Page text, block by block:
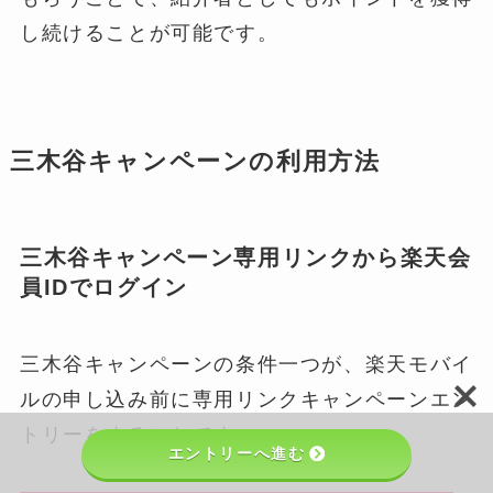
し続けることが可能です。
三木谷キャンペーンの利用方法
三木谷キャンペーン専用リンクから楽天会
員IDでログイン
三木谷キャンペーンの条件一つが、楽天モバイ
ルの申し込み前に専用リンクキャンペーンエン
トリーをすることです。
エントリーへ進む